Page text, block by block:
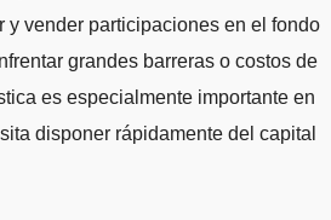
y vender participaciones en el fondo
grandes barreras o costos de
es especialmente importante en
disponer rápidamente del capital